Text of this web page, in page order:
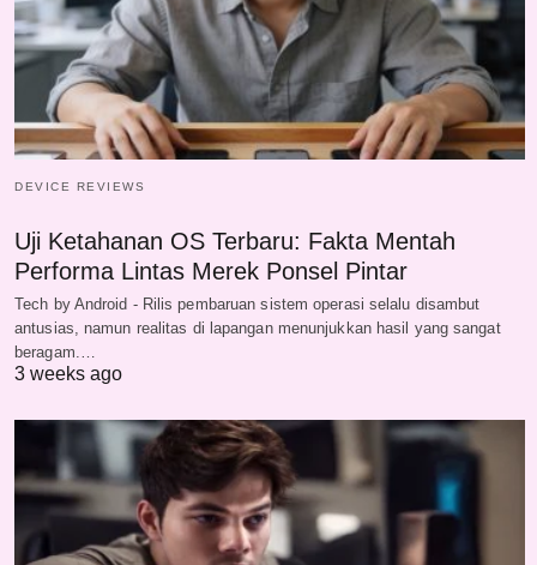
DEVICE REVIEWS
Uji Ketahanan OS Terbaru: Fakta Mentah
Performa Lintas Merek Ponsel Pintar
Tech by Android - Rilis pembaruan sistem operasi selalu disambut
antusias, namun realitas di lapangan menunjukkan hasil yang sangat
beragam.…
3 weeks ago